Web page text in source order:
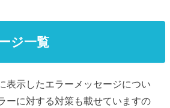
ジ一覧
表示したエラーメッセージについ
ーに対する対策も載せていますの